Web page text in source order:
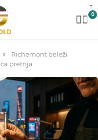
0
Richemont beleži
pretnja